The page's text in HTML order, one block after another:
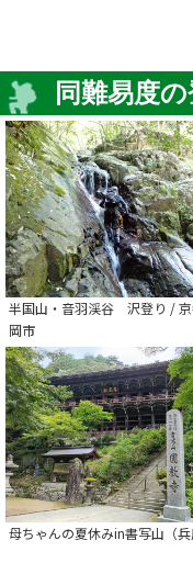
同難易度
半国山・音羽渓谷 沢登り / 京
岡市
母ちゃんの夏休みin書写山（兵